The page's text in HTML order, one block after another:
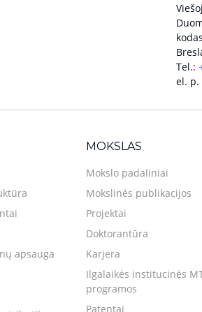
Tel.:
el. p.
apsauga
MOKSLAS
Mokslo padaliniai
Mokslinės publikacijos
Projektai
Doktorantūra
Karjera
Ilgalaikės institucinės
programos
Patentai